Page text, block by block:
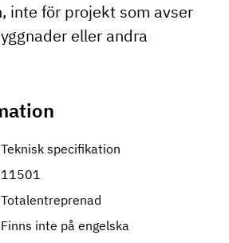
inte för projekt som avser
eller andra
Teknisk specifikation
11501
Totalentreprenad
Finns inte på engelska